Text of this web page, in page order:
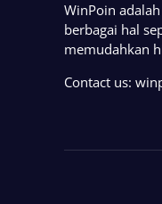
WinPoin
berbagai hal
memudahkan
Contact us: